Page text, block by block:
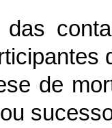
de